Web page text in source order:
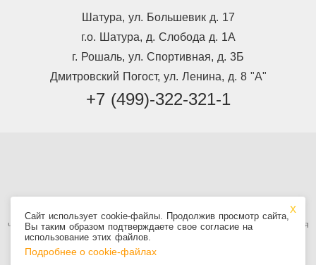
Шатура, ул. Большевик д. 17
г.о. Шатура, д. Слобода д. 1А
г. Рошаль, ул. Спортивная, д. 3Б
Дмитровский Погост, ул. Ленина, д. 8 "А"
+7 (499)-322-321-1
Используя сайт, вы принимаетеПользовательское соглашение, в том
числе условия использования cookie. Информация на сайте не является
публичной офертой.
Сайт использует cookie-файлы. Продолжив просмотр сайта,
Вы таким образом подтверждаете свое согласие на
использование этих файлов.
Подробнее о cookie-файлах